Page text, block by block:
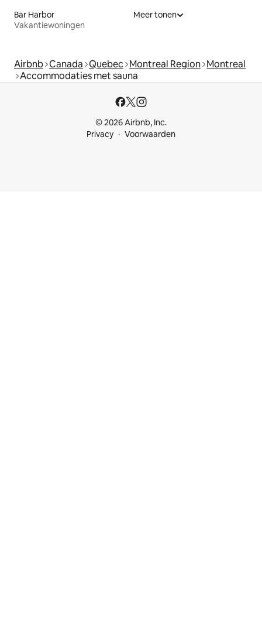
Bar Harbor
Vakantiewoningen
Meer tonen
Airbnb Canada Quebec Montreal Region Montreal
Accommodaties met sauna
© 2026 Airbnb, Inc.
Privacy
Voorwaarden